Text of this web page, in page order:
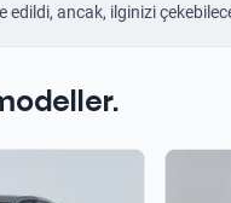
edildi, ancak, ilginizi